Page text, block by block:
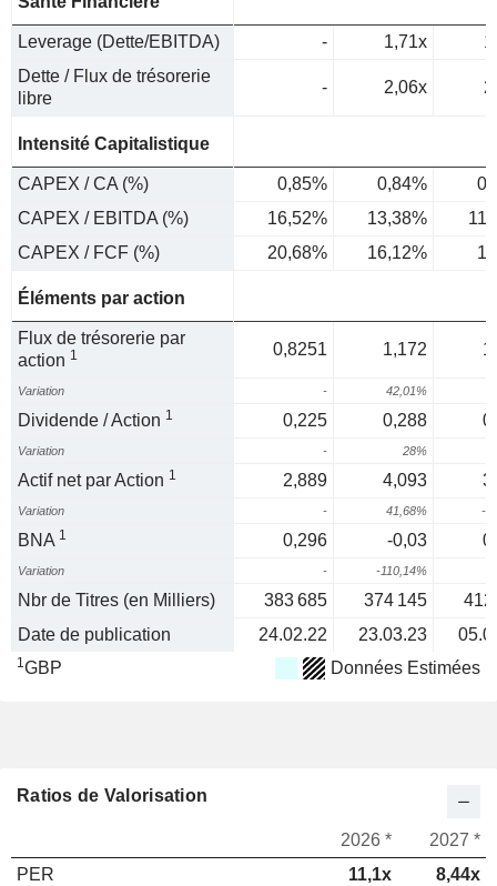
Leverage (Dette/EBITDA) - 1,71x
Dette / Flux de trésorerie
libre
- 2,06x
Intensité Capitalistique
CAPEX / CA (%) 0,85% 0,84%
CAPEX / EBITDA (%)
16,52% 13,38%
CAPEX / FCF (%)
20,68% 16,12%
Éléments par action
Flux de trésorerie par
action 1 0,8251 1,172
Variation - 42,01%
Dividende / Action 1 0,225 0,288
Variation - 28%
Actif net par Action 1 2,889 4,093
Variation - 41,68% -
BNA 1 0,296 -0,03
Variation - -110,14%
Nbr de Titres (en Milliers) 383 685 374 145
412
Date de publication
24.02.22 23.03.23
1GBP Données Estimées
Ratios de Valorisation
2026 *
2027 *
PER
11,1x 8,44x